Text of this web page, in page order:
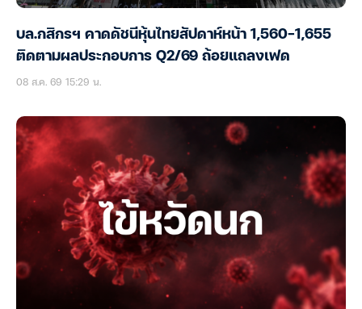
บล.กสิกรฯ คาดดัชนีหุ้นไทยสัปดาห์หน้า 1,560-1,655
ติดตามผลประกอบการ Q2/69 ถ้อยแถลงเฟด
08 ส.ค. 69 15:29 น.